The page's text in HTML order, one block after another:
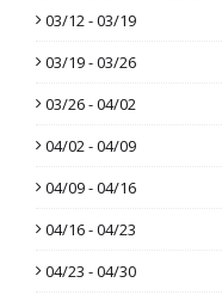
03/12 - 03/19
03/19 - 03/26
03/26 - 04/02
04/02 - 04/09
04/09 - 04/16
04/16 - 04/23
04/23 - 04/30